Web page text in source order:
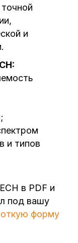
и
и типов
в PDF и
под вашу
форму